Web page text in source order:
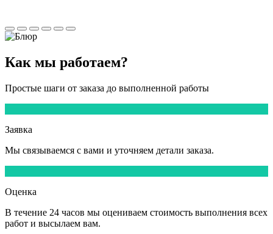
Как мы работаем?
Простые шаги от заказа до выполненной работы
Заявка
Мы связываемся с вами и уточняем детали заказа.
Оценка
В течение 24 часов мы оцениваем стоимость выполнения всех
работ и высылаем вам.